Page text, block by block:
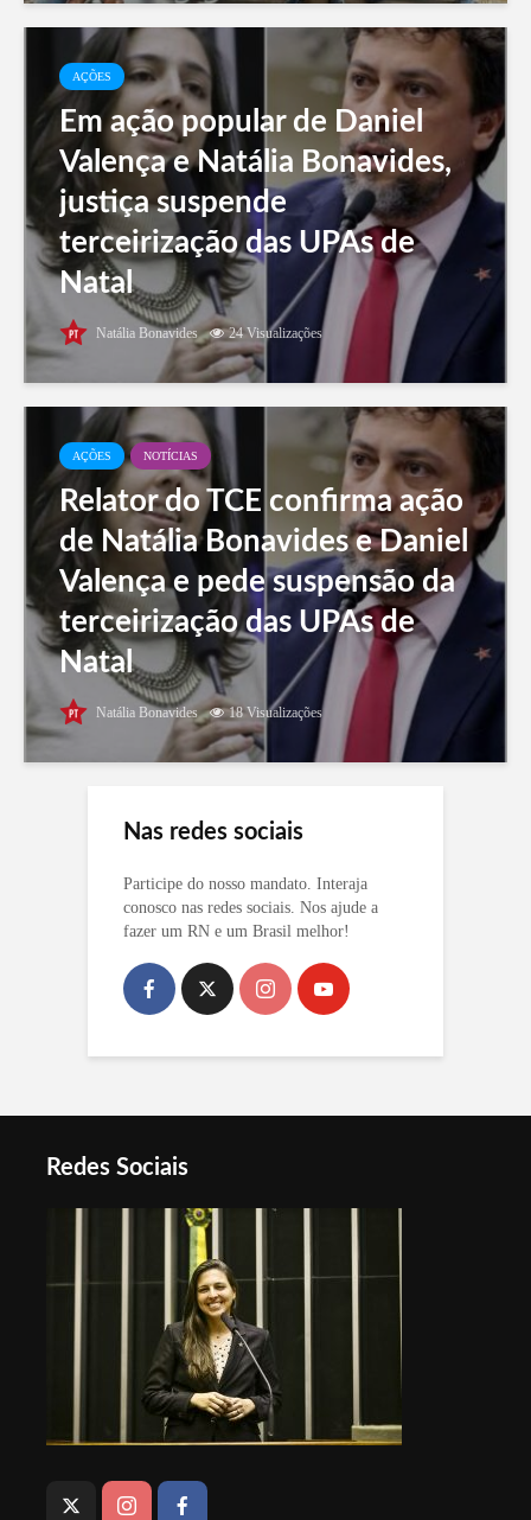
AÇÕES
Em ação popular de Daniel
Valença e Natália Bonavides,
justiça suspende
terceirização das UPAs de
Natal
Natália Bonavides 24 Visualizações
AÇÕES NOTÍCIAS
Relator do TCE confirma ação
de Natália Bonavides e Daniel
Valença e pede suspensão da
terceirização das UPAs de
Natal
Natália Bonavides 18 Visualizações
Nas redes sociais
Participe do nosso mandato. Interaja
conosco nas redes sociais. Nos ajude a
fazer um RN e um Brasil melhor!
Redes Sociais